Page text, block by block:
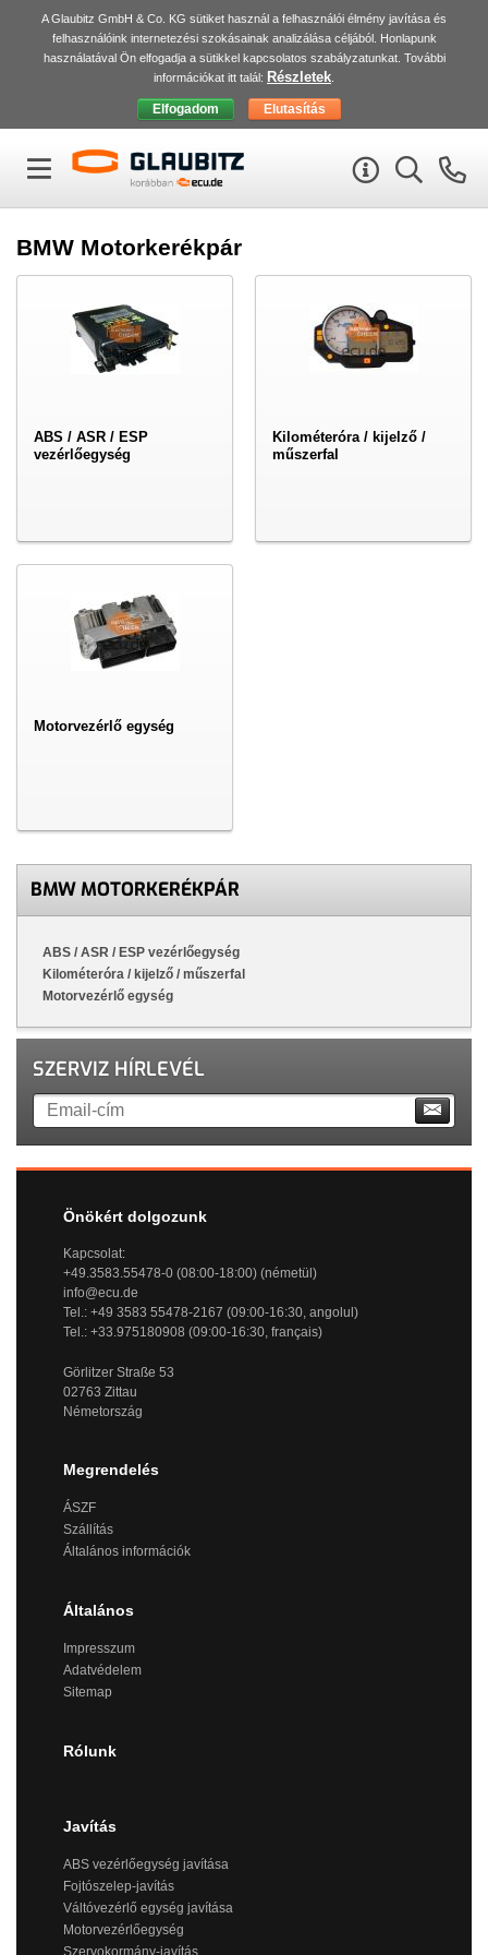
A Glaubitz GmbH & Co. KG sütiket használ a felhasználói élmény javítása és
felhasználóink internetezési szokásainak analizálása céljából. Honlapunk
használatával Ön elfogadja a sütikkel kapcsolatos szabályzatunkat. További
információkat itt talál: Részletek
BMW Motorkerékpár
ABS / ASR / ESP
vezérlőegység
Kilométeróra / kijelző /
műszerfal
Motorvezérlő egység
BMW MOTORKERÉKPÁR
ABS / ASR / ESP vezérlőegység
Kilométeróra / kijelző / műszerfal
Motorvezérlő egység
SZERVIZ HÍRLEVÉL
Önökért dolgozunk
Kapcsolat:
+49.3583.55478-0 (08:00-18:00) (németül)
info@ecu.de
Tel.: +49 3583 55478-2167 (09:00-16:30, angolul)
Tel.: +33.975180908 (09:00-16:30, français)
Görlitzer Straße 53
02763 Zittau
Németország
Megrendelés
ÁSZF
Szállítás
Általános információk
Általános
Impresszum
Adatvédelem
Sitemap
Rólunk
Javítás
ABS vezérlőegység javítása
Fojtószelep-javítás
Váltóvezérlő egység javítása
Motorvezérlőegység
Szervokormány-javítás